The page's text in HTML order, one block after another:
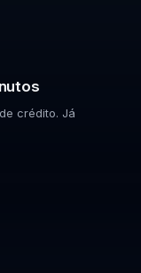
crédito. Já